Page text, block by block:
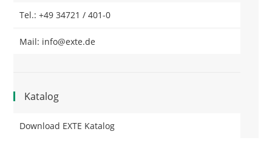
Tel.: +49 34721 / 401-0
Mail: info@exte.de
Katalog
Download EXTE Katalog